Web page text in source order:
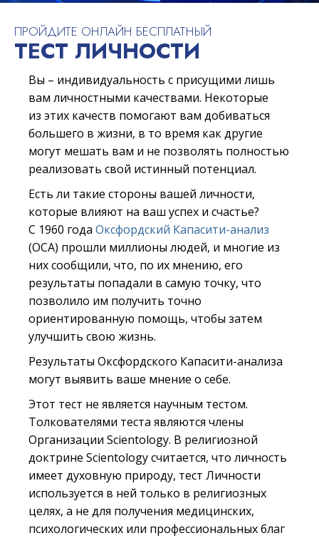
ПРОЙДИТЕ ОНЛАЙН БЕСПЛАТНЫЙ
ТЕСТ ЛИЧНОСТИ
Вы – индивидуальность с присущими лишь
вам личностными качествами. Некоторые
из этих качеств помогают вам добиваться
большего в жизни, в то время как другие
могут мешать вам и не позволять полностью
реализовать свой истинный потенциал.
Есть ли такие стороны вашей личности,
которые влияют на ваш успех и счастье?
С 1960 года Оксфордский Капасити-анализ
(ОСА) прошли миллионы людей, и многие из
них сообщили, что, по их мнению, его
результаты попадали в самую точку, что
позволило им получить точно
ориентированную помощь, чтобы затем
улучшить свою жизнь.
Результаты Оксфордского Капасити-анализа
могут выявить ваше мнение о себе.
Этот тест не является научным тестом.
Толкователями теста являются члены
Организации Scientology. В религиозной
доктрине Scientology считается, что личность
имеет духовную природу, тест Личности
используется в ней только в религиозных
целях, а не для получения медицинских,
психологических или профессиональных благ